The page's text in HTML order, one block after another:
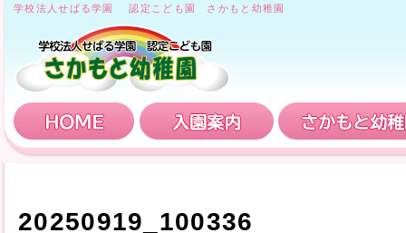
学校法人せばる学園 認定こども園 さかもと幼稚園
HOME 入園案内
20250919_100336